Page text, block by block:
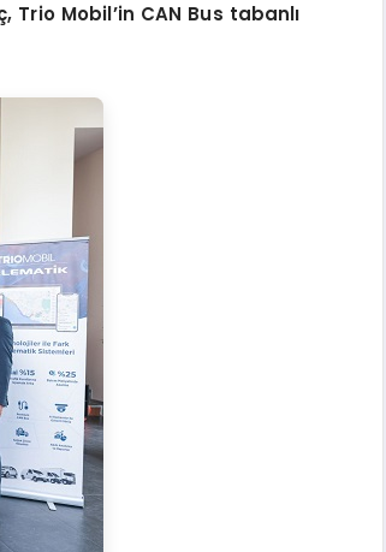
, Trio Mobil’in CAN Bus tabanlı